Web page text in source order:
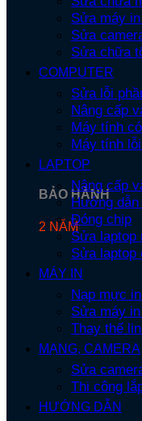
BẢO HÀNH
2 NĂM
Sửa máy
Sửa
Sửa chữa
COMPUTER
Sửa lỗi
Nâng cấp
Máy tính
Máy tính
LAPTOP
Nâng cấp
Hướng
Đóng chip
Sửa laptop
Sửa laptop
MÁY IN
Nạp mực
Sửa máy
Thay thế
MẠNG, CAMERA
Sửa
Thi công
HƯỚNG DẪN